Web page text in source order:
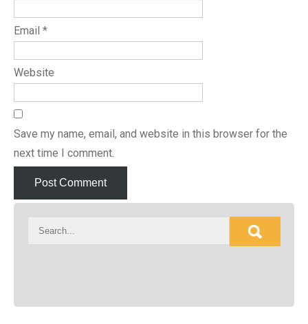
Email *
Website
Save my name, email, and website in this browser for the
next time I comment.